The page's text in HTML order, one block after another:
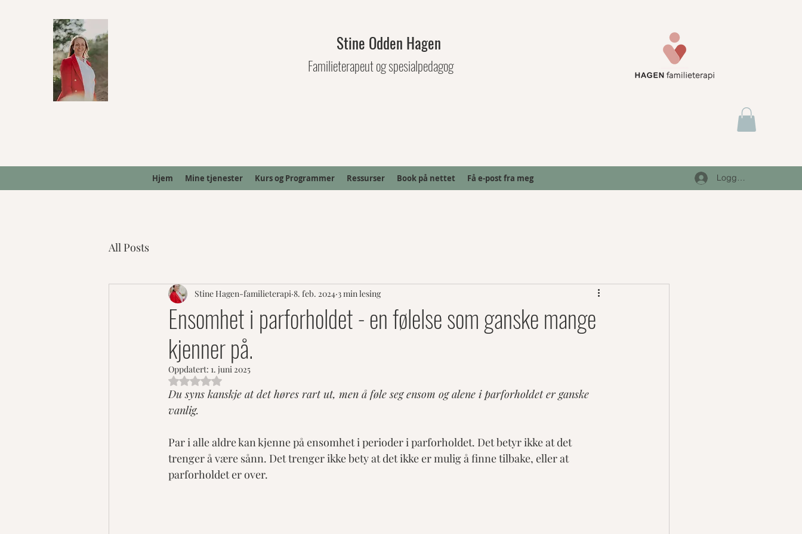
Stine Odden Hagen
Familieterapeut og spesialpedagog
Hjem Mine tjenester Kurs og Programmer Ressurser Book på nettet Få e-post fra meg Logg inn
All Posts
Ensomhet i parforholdet - en følelse som ganske mange
kjenner på.
Stine Hagen-familieterapi 8. feb. 2024 3 min lesing
Oppdatert: 1. juni 2025
Gitt NaN av 5 stjerner.
Du syns kanskje at det høres rart ut, men å føle seg ensom og alene i parforholdet er ganske
vanlig.
Par i alle aldre kan kjenne på ensomhet i perioder i parforholdet. Det betyr ikke at det
trenger å være sånn. Det trenger ikke bety at det ikke er mulig å finne tilbake, eller at
parforholdet er over.